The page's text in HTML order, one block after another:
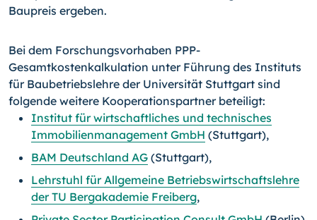
Baupreis ergeben.
Bei dem Forschungsvorhaben PPP-
Gesamtkostenkalkulation unter Führung des Instituts
für Baubetriebslehre der Universität Stuttgart sind
folgende weitere Kooperationspartner beteiligt:
Institut für wirtschaftliches und technisches
Immobilienmanagement GmbH (Stuttgart),
BAM Deutschland AG (Stuttgart),
Lehrstuhl für Allgemeine Betriebswirtschaftslehre
der TU Bergakademie Freiberg,